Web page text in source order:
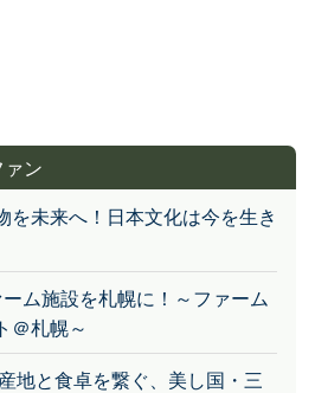
ン
を未来へ！日本文化は今を生き
ム施設を札幌に！～ファーム
＠札幌～
地と食卓を繋ぐ、美し国・三